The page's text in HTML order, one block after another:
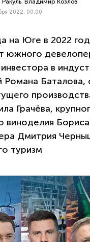
2022, 00:00
на Юге в 2022
южного
в
Романа Баталова,
Грачёва,
виноделия
Дмитрия
туризм